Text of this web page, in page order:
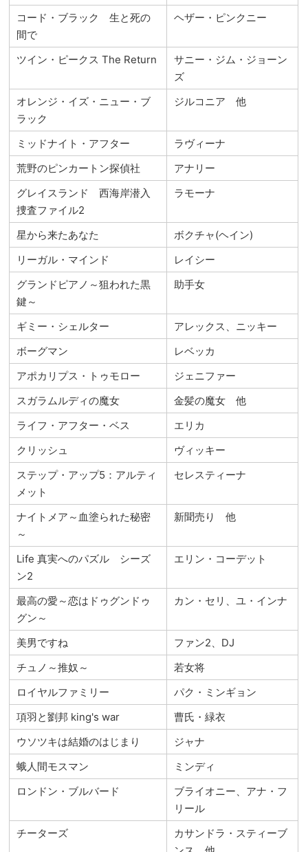
コード・ブラック 生と死の
間で
ヘザー・ピンクニー
ツイン・ピークス The Return
サニー・ジム・ジョーン
ズ
オレンジ・イズ・ニュー・ブ
ラック
ジルコニア 他
ミッドナイト・アフター
ラヴィーナ
荒野のピンカートン探偵社
アナリー
グレイスランド 西海岸潜入
捜査ファイル2
ラモーナ
星から来たあなた
ボクチャ(ヘイン)
リーガル・マインド
レイシー
グランドピアノ～狙われた黒
鍵～
助手女
ギミー・シェルター
アレックス、ニッキー
ボーグマン
レベッカ
アポカリプス・トゥモロー
ジェニファー
スガラムルディの魔女
金髪の魔女 他
ライフ・アフター・ベス
エリカ
クリッシュ
ヴィッキー
ステップ・アップ5：アルティ
メット
セレスティーナ
ナイトメア～血塗られた秘密
～
新聞売り 他
Life 真実へのパズル シーズ
ン2
エリン・コーデット
最高の愛～恋はドゥグンドゥ
グン～
カン・セリ、ユ・インナ
美男ですね
ファン2、DJ
チュノ～推奴～
若女将
ロイヤルファミリー
パク・ミンギョン
項羽と劉邦 king's war
曹氏・緑衣
ウソツキは結婚のはじまり
ジャナ
蛾人間モスマン
ミンディ
ロンドン・ブルバード
ブライオニー、アナ・フ
リール
チーターズ
カサンドラ・スティーブ